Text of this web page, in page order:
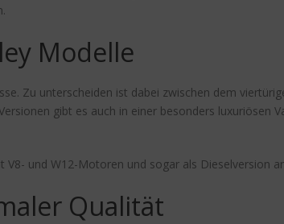
Modelle
Zu unterscheiden ist dabei zwischen dem
gibt es auch in einer besonders luxuriösen
V8- und W12-Motoren und sogar als Dieselversion
Qualität